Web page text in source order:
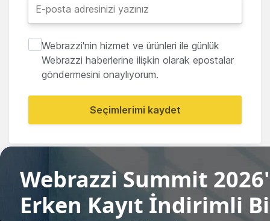
Webrazzi'nin hizmet ve ürünleri ile günlük
Webrazzi haberlerine ilişkin olarak epostalar
göndermesini onaylıyorum.
Seçimlerimi kaydet